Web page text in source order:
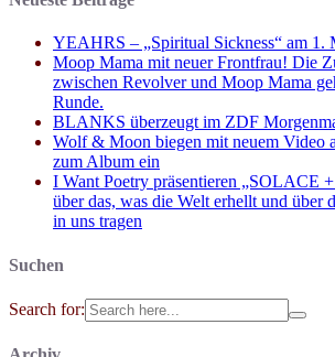
YEAHRS – „Spiritual Sickness“ am 1.
Moop Mama mit neuer Frontfrau! Die
zwischen Revolver und Moop Mama
Runde.
BLANKS überzeugt im ZDF
Wolf & Moon biegen mit neuem Video
zum Album ein
I Want Poetry präsentieren „SOLACE
über das, was die Welt erhellt und über
in uns tragen
Suchen
Search for: